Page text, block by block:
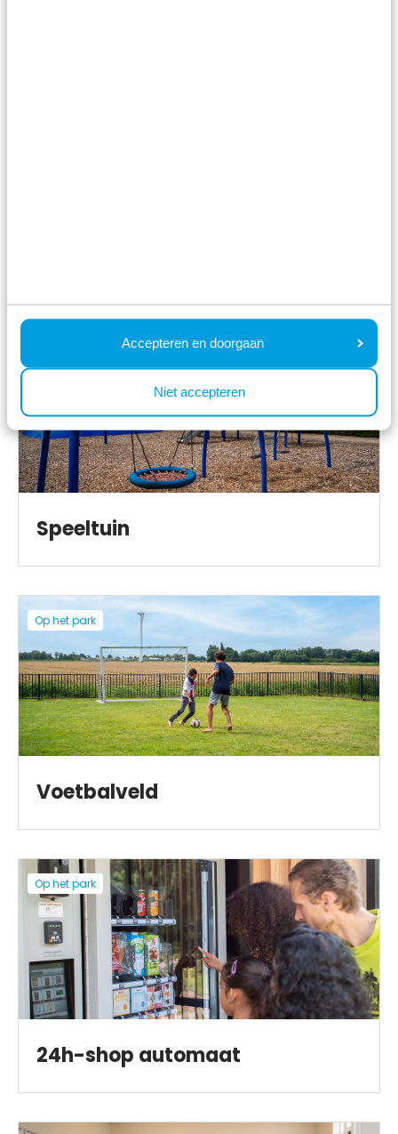
Accepteren en doorgaan
Niet accepteren
Speeltuin
Op het park
Voetbalveld
Op het park
24h-shop automaat